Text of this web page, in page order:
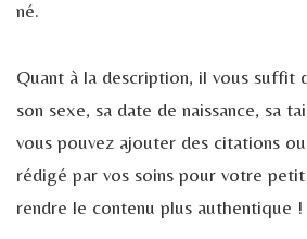
né.
Quant à la description, il vous suffit
son sexe, sa date de naissance, sa
vous pouvez ajouter des citations
rédigé par vos soins pour votre
rendre le contenu plus authentique !